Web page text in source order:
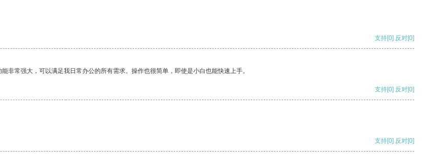
支持[0] 反对[0]
常强大，可以满足我日常办公的所有需求。操作也很简单，即使是小白也能快速上手。
支持[0] 反对[0]
支持[0] 反对[0]